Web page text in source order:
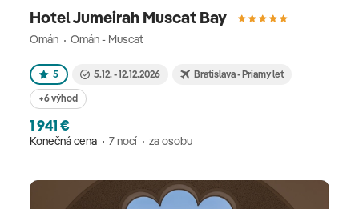
Hotel Jumeirah Muscat Bay
Omán Omán - Muscat
5 5.12. - 12.12.2026 Bratislava - Priamy let
+6 výhod
1 941 €
Konečná cena 7 nocí za osobu